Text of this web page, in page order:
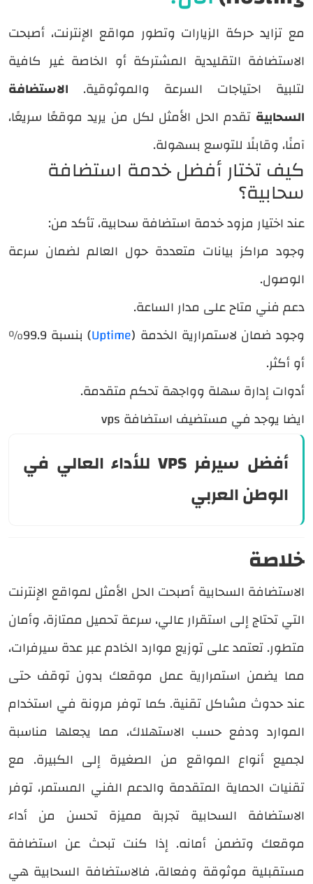
مع تزايد حركة الزيارات وتطور مواقع الإنترنت، أصبحت
الاستضافة التقليدية المشتركة أو الخاصة غير كافية
لتلبية احتياجات السرعة والموثوقية. الاستضافة
السحابية تقدم الحل الأمثل لكل من يريد موقعًا سريعًا،
آمنًا، وقابلًا للتوسع بسهولة.
كيف تختار أفضل خدمة استضافة
سحابية؟
عند اختيار مزود خدمة استضافة سحابية، تأكد من:
وجود مراكز بيانات متعددة حول العالم لضمان سرعة
الوصول.
دعم فني متاح على مدار الساعة.
وجود ضمان لاستمرارية الخدمة (Uptime
) بنسبة 99.9%
أو أكثر.
أدوات إدارة سهلة وواجهة تحكم متقدمة.
ايضا يوجد في مستضيف استضافة vps
أفضل سيرفر VPS للأداء العالي في
الوطن العربي
خلاصة
الاستضافة السحابية أصبحت الحل الأمثل لمواقع الإنترنت
التي تحتاج إلى استقرار عالي، سرعة تحميل ممتازة، وأمان
متطور. تعتمد على توزيع موارد الخادم عبر عدة سيرفرات،
مما يضمن استمرارية عمل موقعك بدون توقف حتى
عند حدوث مشاكل تقنية. كما توفر مرونة في استخدام
الموارد ودفع حسب الاستهلاك، مما يجعلها مناسبة
لجميع أنواع المواقع من الصغيرة إلى الكبيرة. مع
تقنيات الحماية المتقدمة والدعم الفني المستمر، توفر
الاستضافة السحابية تجربة مميزة تحسن من أداء
موقعك وتضمن أمانه. إذا كنت تبحث عن استضافة
مستقبلية موثوقة وفعالة، فالاستضافة السحابية هي